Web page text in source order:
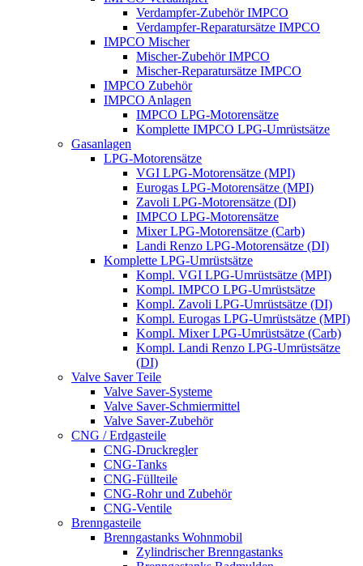
Verdampfer-Zubehör IMPCO
Verdampfer-Reparatursätze IMPCO
IMPCO Mischer
Mischer-Zubehör IMPCO
Mischer-Reparatursätze IMPCO
IMPCO Zubehör
IMPCO Anlagen
IMPCO LPG-Motorensätze
Komplette IMPCO LPG-Umrüstsätze
Gasanlagen
LPG-Motorensätze
VGI LPG-Motorensätze (MPI)
Eurogas LPG-Motorensätze (MPI)
Zavoli LPG-Motorensätze (DI)
IMPCO LPG-Motorensätze
Mixer LPG-Motorensätze (Carb)
Landi Renzo LPG-Motorensätze (DI)
Komplette LPG-Umrüstsätze
Kompl. VGI LPG-Umrüstsätze (MPI)
Kompl. IMPCO LPG-Umrüstsätze
Kompl. Zavoli LPG-Umrüstsätze (DI)
Kompl. Eurogas LPG-Umrüstsätze (MPI)
Kompl. Mixer LPG-Umrüstsätze (Carb)
Kompl. Landi Renzo LPG-Umrüstsätze
(DI)
Valve Saver Teile
Valve Saver-Systeme
Valve Saver-Schmiermittel
Valve Saver-Zubehör
CNG / Erdgasteile
CNG-Druckregler
CNG-Tanks
CNG-Füllteile
CNG-Rohr und Zubehör
CNG-Ventile
Brenngasteile
Brenngastanks Wohnmobil
Zylindrischer Brenngastanks